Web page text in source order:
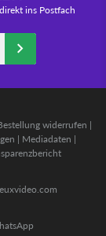
ins Postfach
widerrufen |
| Mediadaten |